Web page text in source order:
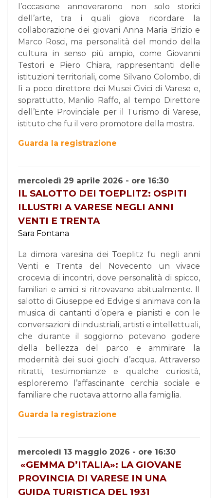
l’occasione annoverarono non solo storici
dell’arte, tra i quali giova ricordare la
collaborazione dei giovani Anna Maria Brizio e
Marco Rosci, ma personalità del mondo della
cultura in senso più ampio, come Giovanni
Testori e Piero Chiara, rappresentanti delle
istituzioni territoriali, come Silvano Colombo, di
lì a poco direttore dei Musei Civici di Varese e,
soprattutto, Manlio Raffo, al tempo Direttore
dell’Ente Provinciale per il Turismo di Varese,
istituto che fu il vero promotore della mostra.
Guarda la registrazione
mercoledì 29 aprile 2026 - ore 16:30
IL SALOTTO DEI TOEPLITZ: OSPITI
ILLUSTRI A VARESE NEGLI ANNI
VENTI E TRENTA
Sara Fontana
La dimora varesina dei Toeplitz fu negli anni
Venti e Trenta del Novecento un vivace
crocevia di incontri, dove personalità di spicco,
familiari e amici si ritrovavano abitualmente. Il
salotto di Giuseppe ed Edvige si animava con la
musica di cantanti d’opera e pianisti e con le
conversazioni di industriali, artisti e intellettuali,
che durante il soggiorno potevano godere
della bellezza del parco e ammirare la
modernità dei suoi giochi d’acqua. Attraverso
ritratti, testimonianze e qualche curiosità,
esploreremo l’affascinante cerchia sociale e
familiare che ruotava attorno alla famiglia.
Guarda la registrazione
mercoledì 13 maggio 2026 - ore 16:30
«GEMMAD’ITALIA»: LA GIOVANE
PROVINCIA DI VARESE IN UNA
GUIDA TURISTICA DEL 1931